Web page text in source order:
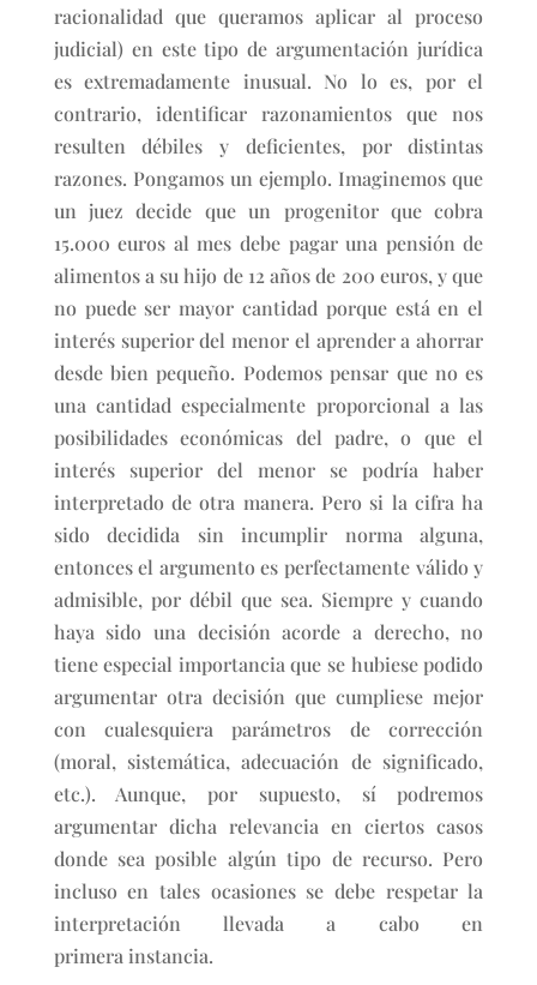
racionalidad que queramos aplicar al proceso
judicial) en este tipo de argumentación jurídica
es extremadamente inusual. No lo es, por el
contrario, identificar razonamientos que nos
resulten débiles y deficientes, por distintas
razones. Pongamos un ejemplo. Imaginemos que
un juez decide que un progenitor que cobra
15.000 euros al mes debe pagar una pensión de
alimentos a su hijo de 12 años de 200 euros, y que
no puede ser mayor cantidad porque está en el
interés superior del menor el aprender a ahorrar
desde bien pequeño. Podemos pensar que no es
una cantidad especialmente proporcional a las
posibilidades económicas del padre, o que el
interés superior del menor se podría haber
interpretado de otra manera. Pero si la cifra ha
sido decidida sin incumplir norma alguna,
entonces el argumento es perfectamente válido y
admisible, por débil que sea. Siempre y cuando
haya sido una decisión acorde a derecho, no
tiene especial importancia que se hubiese podido
argumentar otra decisión que cumpliese mejor
con cualesquiera parámetros de corrección
(moral, sistemática, adecuación de significado,
etc.). Aunque, por supuesto, sí podremos
argumentar dicha relevancia en ciertos casos
donde sea posible algún tipo de recurso. Pero
incluso en tales ocasiones se debe respetar la
interpretación llevada a cabo en
primera instancia.